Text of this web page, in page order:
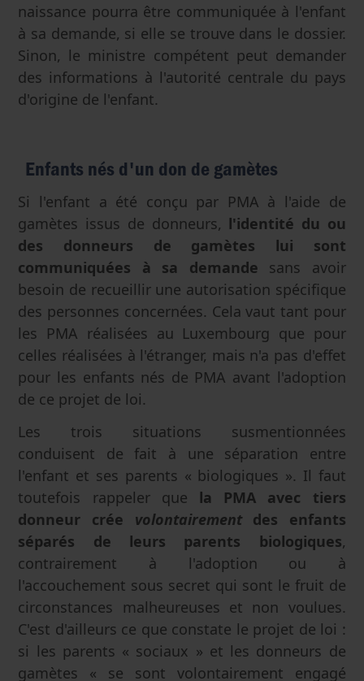
naissance pourra être communiquée à l'enfant
à sa demande, si elle se trouve dans le dossier.
Sinon, le ministre compétent peut demander
des informations à l'autorité centrale du pays
d'origine de l'enfant.
Enfants nés d'un don de gamètes
Si l'enfant a été conçu par PMA à l'aide de
gamètes issus de donneurs, l'identité du ou
des donneurs de gamètes lui sont
communiquées à sa demande sans avoir
besoin de recueillir une autorisation spécifique
des personnes concernées. Cela vaut tant pour
les PMA réalisées au Luxembourg que pour
celles réalisées à l'étranger, mais n'a pas d'effet
pour les enfants nés de PMA avant l'adoption
de ce projet de loi.
Les trois situations susmentionnées
conduisent de fait à une séparation entre
l'enfant et ses parents « biologiques ». Il faut
toutefois rappeler que la PMA avec tiers
donneur crée
volontairement des enfants
séparés de leurs parents biologiques,
contrairement à l'adoption ou à
l'accouchement sous secret qui sont le fruit de
circonstances malheureuses et non voulues.
C'est d'ailleurs ce que constate le projet de loi :
si les parents « sociaux » et les donneurs de
gamètes « se sont volontairement engagé